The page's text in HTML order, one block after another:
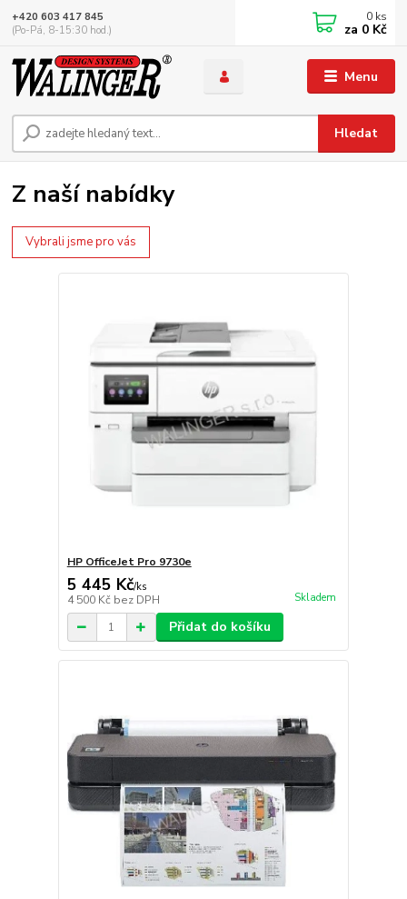
Menu
Hledat
+420 603 417 845
(Po-Pá, 8-15:30 hod.)
0 ks
za 0 Kč
Z naší nabídky
Vybrali jsme pro vás
HP OfficeJet Pro 9730e
5 445 Kč/ks
4 500 Kč bez DPH Skladem
Přidat do košíku